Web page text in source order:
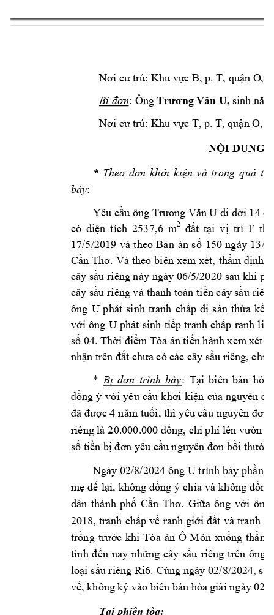
Nơi cư trú: Khu vực B, p. T, quận O,
Bị đơn: Ông Trƣơng Văn U, sinh năm
Nơi cư trú: Khu vực T, p. T, quận O,
NỘI DUNG
* Theo đơn khởi kiện và trong quá tr
bày:
Yêu cầu ông Trương Văn U di dời 14
có diện tích 2537,6 m2 đất tại vị trí F
17/5/2019 và theo Bản án số 150 ngày 13/
Cần Thơ. Và theo biên xem xét, thẩm định
cây sầu riêng này ngày 06/5/2020 sau khi
cây sầu riêng và thanh toán tiền cây sầu ri
ông U phát sinh tranh chấp di sản thừa kế
với ông U phát sinh tiếp tranh chấp ranh
số 04. Thời điểm Tòa án tiến hành xem xét
nhận trên đất chưa có các cây sầu riêng, chỉ
* Bị đơn trình bày: Tại biên bản hòa
đồng ý với yêu cầu khởi kiện của nguyên
đã được 4 năm tuổi, thì yêu cầu nguyên đơn
riêng là 20.000.000 đồng, chi phí lên vườn
số tiền bị đơn yêu cầu nguyên đơn bồi
Ngày 02/8/2024 ông U trình bày phần
mẹ để lại, không đồng ý chia và không đồng
dân thành phố Cần Thơ. Giữa ông với ông
2018, tranh chấp về ranh giới đất và tranh
trồng trước khi Tòa án Ô Môn xuống thẩm
tính đến nay những cây sầu riêng trên ông
loại sầu riêng Ri6. Cùng ngày 02/8/2024,
về, không ký vào biên bản hòa giải ngày 02/
Tại phiên tòa: